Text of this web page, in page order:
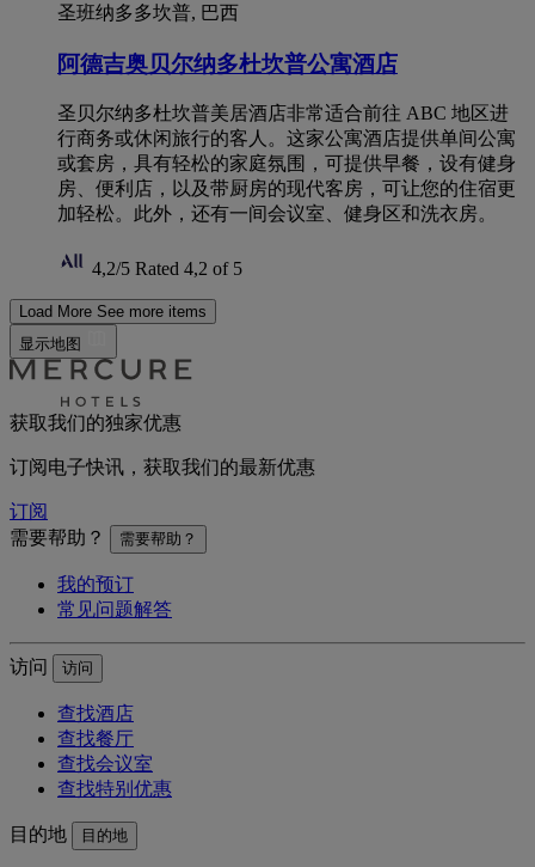
圣班纳多多坎普, 巴西
阿德吉奥贝尔纳多杜坎普公寓酒店
圣贝尔纳多杜坎普美居酒店非常适合前往 ABC 地区进
行商务或休闲旅行的客人。这家公寓酒店提供单间公寓
或套房，具有轻松的家庭氛围，可提供早餐，设有健身
房、便利店，以及带厨房的现代客房，可让您的住宿更
加轻松。此外，还有一间会议室、健身区和洗衣房。
4,2/5 Rated 4,2 of 5
Load More See more items
显示地图
获取我们的独家优惠
订阅电子快讯，获取我们的最新优惠
订阅
需要帮助？
需要帮助？
我的预订
常见问题解答
访问 访问
查找酒店
查找餐厅
查找会议室
查找特别优惠
目的地 目的地